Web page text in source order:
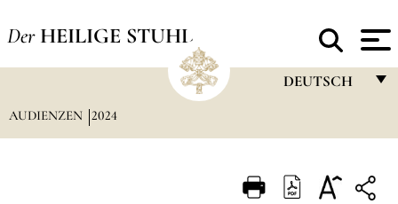
Der HEILIGE STUHL
DEUTSCH
ITALIANO
AUDIENZEN 2024